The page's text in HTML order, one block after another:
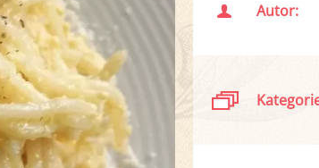
Autor: